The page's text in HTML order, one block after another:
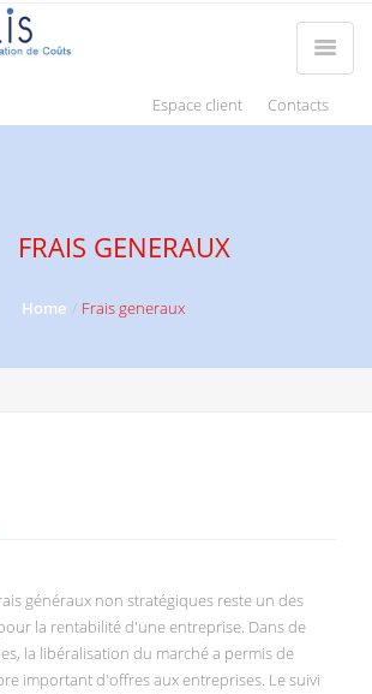
Espace client Contacts
FRAIS GENERAUX
Home Frais generaux
généraux non stratégiques reste un des
la rentabilité d'une entreprise. Dans de
la libéralisation du marché a permis de
important d'offres aux entreprises. Le suivi